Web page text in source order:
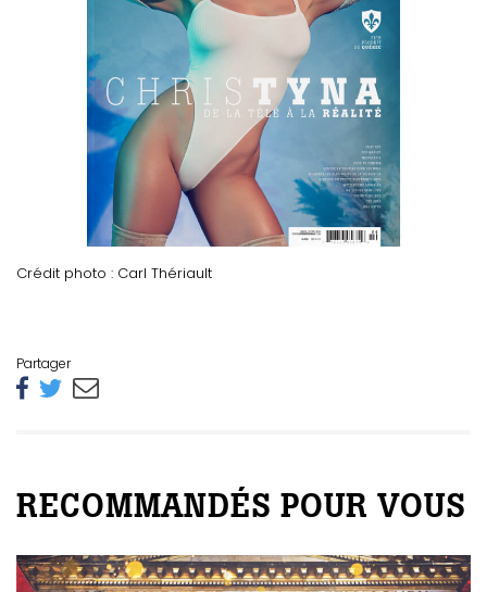
Crédit photo : Carl Thériault
Partager
RECOMMANDÉS POUR VOUS